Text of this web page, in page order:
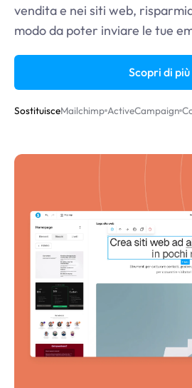
vendita e nei siti web,
modo da poter inviare le tue
Scopri di più
SostituisceMailchimp ActiveCampaign